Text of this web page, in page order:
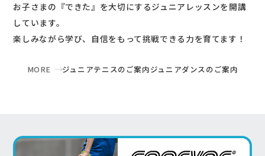
お子さまの『できた』を大切にするジュニアレッスンを開講
しています。
楽しみながら学び、自信をもって挑戦できる力を育てます！
MORE ジュニアテニスのご案内ジュニアダンスのご案内